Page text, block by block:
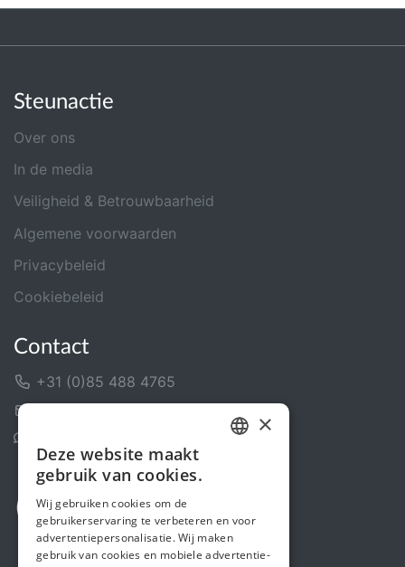
Steunactie
Over ons
In de media
Veiligheid & Betrouwbaarheid
Algemene voorwaarden
Privacybeleid
Cookiebeleid
Contact
+31 (0)85 488 4765
ENGLISH
×
Deze website maakt
gebruik van cookies.
Wij gebruiken cookies om de
gebruikerservaring te verbeteren en voor
advertentiepersonalisatie. Wij maken
gebruik van cookies en mobiele advertentie-